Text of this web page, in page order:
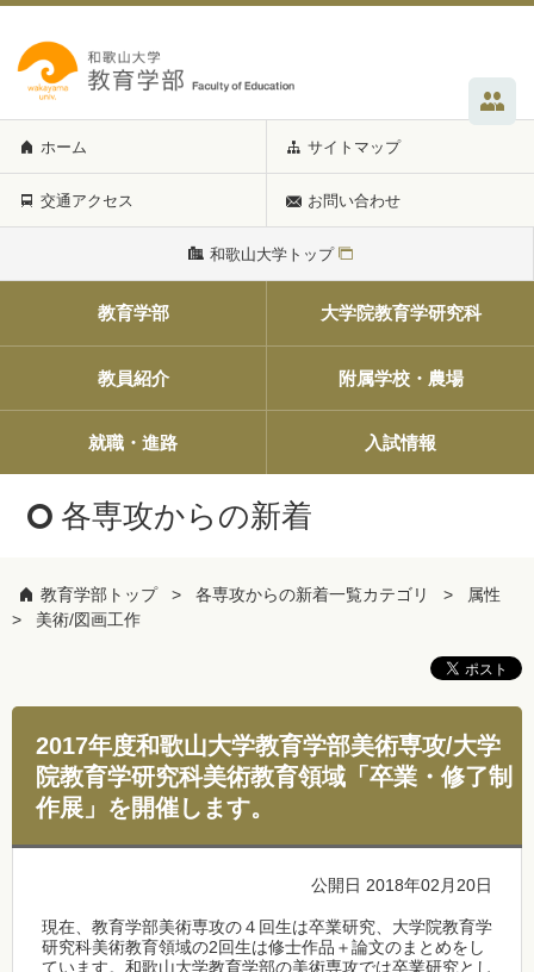
ホーム サイトマップ
交通アクセス お問い合わせ
和歌山大学トップ
教育学部 大学院教育学研究科
教員紹介 附属学校・農場
就職・進路 入試情報
各専攻からの新着
教育学部トップ 各専攻からの新着一覧カテゴリ
属性
美術/図画工作
2017年度和歌山大学教育学部美術専攻/大学
院教育学研究科美術教育領域「卒業・修了制
作展」を開催します。
公開日 2018年02月20日
現在、教育学部美術専攻の４回生は卒業研究、大学院教育学
研究科美術教育領域の2回生は修士作品＋論文のまとめをし
ています。和歌山大学教育学部の美術専攻では卒業研究とし